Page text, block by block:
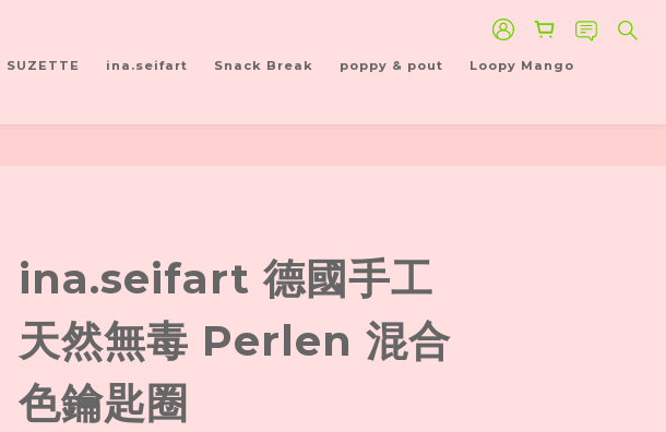
SUZETTE ina.seifart Snack Break poppy & pout Loopy Mango
ina.seifart 德國手工
天然無毒 Perlen 混合
色鑰匙圈